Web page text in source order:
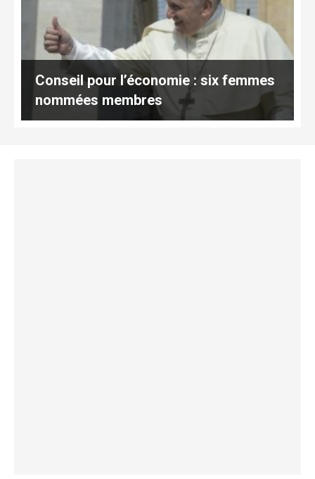
Conseil pour l’économie : six femmes
nommées membres